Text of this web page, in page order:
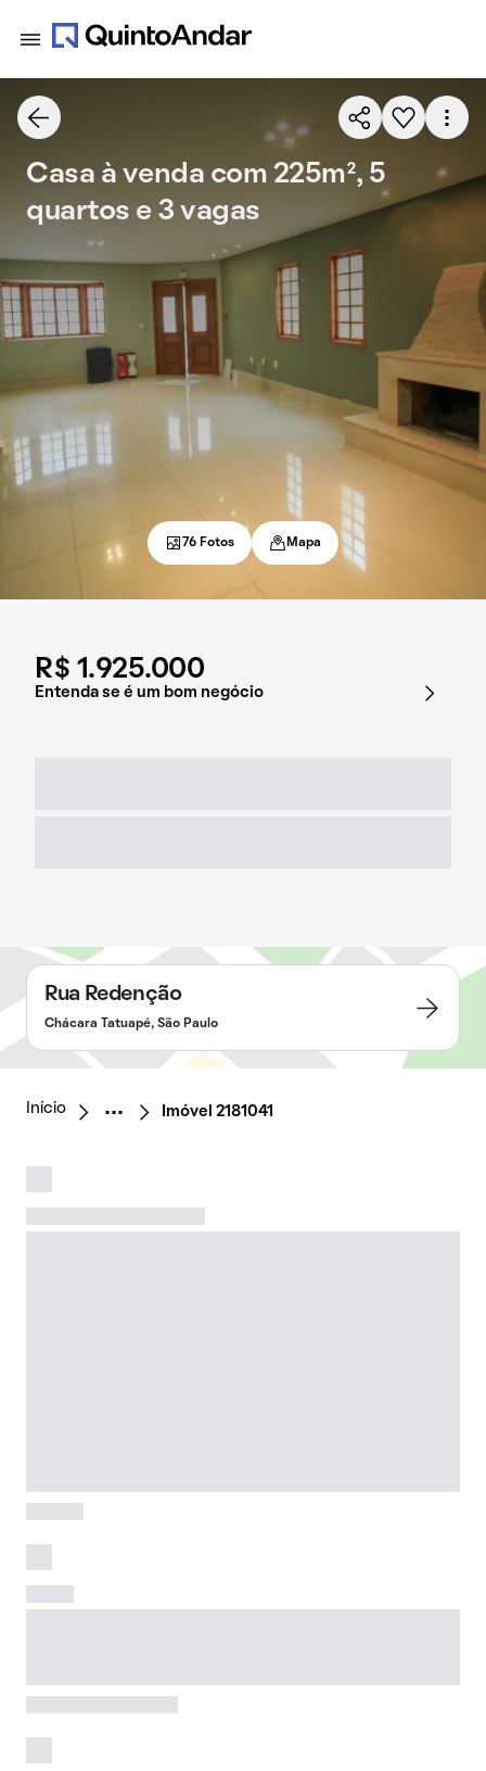
R$ 1.925.000
Entenda se é um bom negócio
Casa à venda com 225m², 5
quartos e 3 vagas
76 Fotos Mapa
Rua Redenção
Chácara Tatuapé, São Paulo
Início Imóvel 2181041